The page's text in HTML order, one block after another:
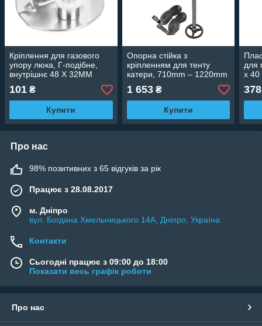
Кріплення для газового
упору люка, Г-подібне,
внутрішнє 48 X 32MM
3580200
101 ₴
Купити
Опорна стійка з
кріпленням для тенту
катери, 710mm – 1220mm
1 653₴
Купити
для
x 40
378
Про нас
98% позитивних з 65 відгуків за рік
Працює з 28.08.2017
м. Дніпро
вул. Богдана Хмельницького 14А, Дніпро, Україна
Контакти
Сьогодні працює з 09:00 до 18:00
Показати весь графік роботи
Про нас